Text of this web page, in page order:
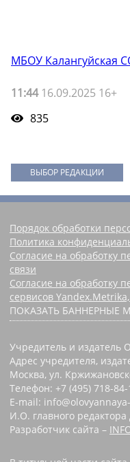
МБОУ Калангуйская
11:4416.09.2025 16+
835
ВЫБОР РЕДАКЦИИ
Порядок обработки
Политика
Согласие на обработку
связи
Согласие на обработку
сервисов
ПОКАЗАТЬ БАННЕРНЫЕ
Учредитель и
Адрес учредителя,
Москва, ул.
Телефон: +7 (495) 718-84-
E-mail:
И.О. главного
Разработчик сайта –